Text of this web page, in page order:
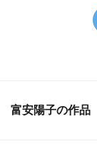
富安陽子の作品